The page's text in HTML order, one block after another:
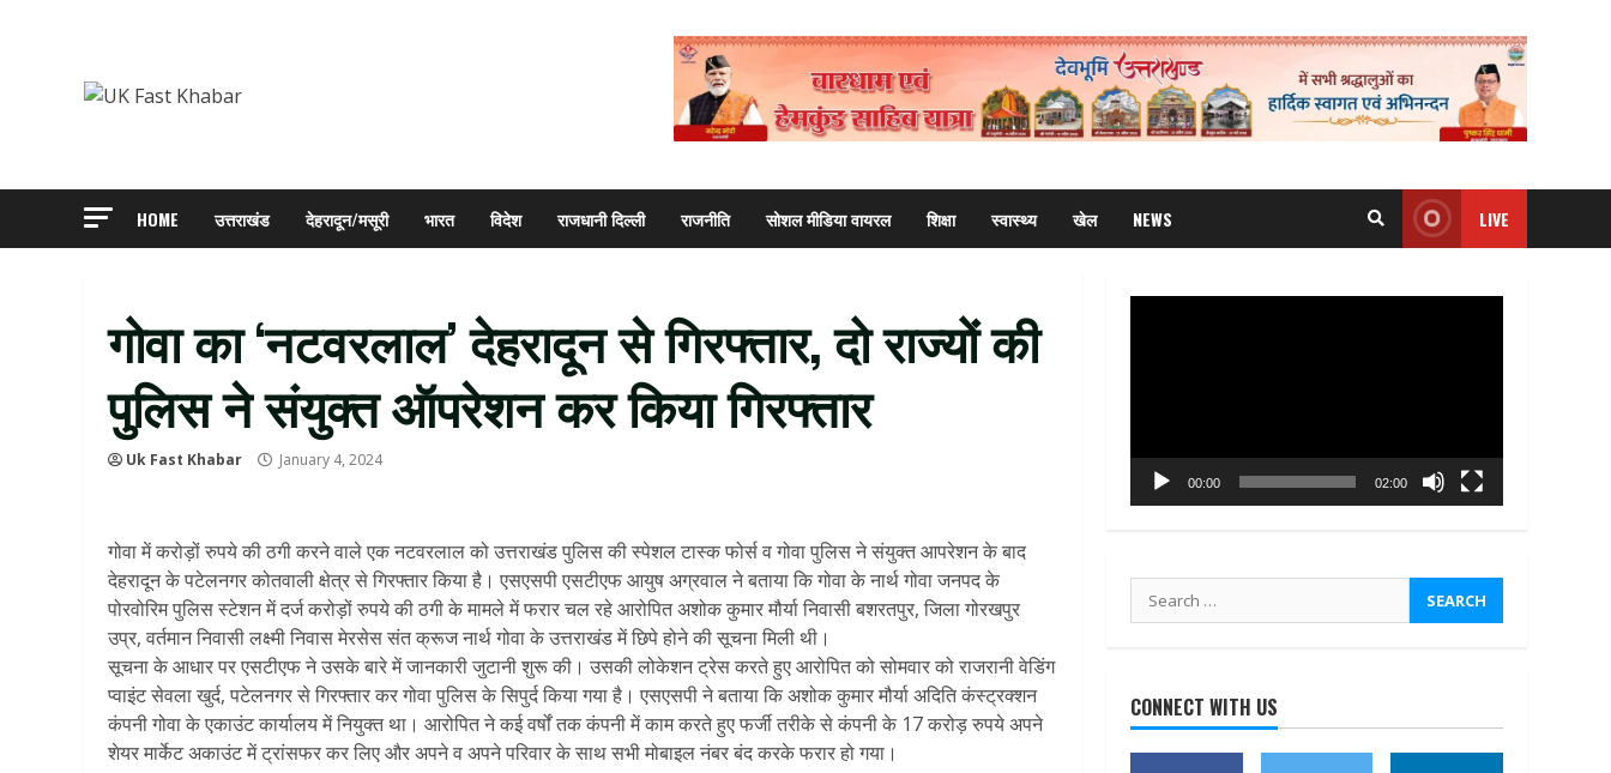
HOME उत्तराखंड देहरादून/मसूरी भारत विदेश राजधानी दिल्ली राजनीति सोशल मीडिया वायरल शिक्षा स्वास्थ्य खेल NEWS LIVE
गोवा का ‘नटवरलाल’ देहरादून से गिरफ्तार, दो राज्यों की
पुलिस ने संयुक्त ऑपरेशन कर किया गिरफ्तार
Uk Fast Khabar January 4, 2024
गोवा में करोड़ों रुपये की ठगी करने वाले एक नटवरलाल को उत्तराखंड पुलिस की स्पेशल टास्क फोर्स व गोवा पुलिस ने संयुक्त आपरेशन के बाद
देहरादून के पटेलनगर कोतवाली क्षेत्र से गिरफ्तार किया है। एसएसपी एसटीएफ आयुष अग्रवाल ने बताया कि गोवा के नार्थ गोवा जनपद के
पोरवोरिम पुलिस स्टेशन में दर्ज करोड़ों रुपये की ठगी के मामले में फरार चल रहे आरोपित अशोक कुमार मौर्या निवासी बशरतपुर, जिला गोरखपुर
उप्र, वर्तमान निवासी लक्ष्मी निवास मेरसेस संत क्रूज नार्थ गोवा के उत्तराखंड में छिपे होने की सूचना मिली थी।
सूचना के आधार पर एसटीएफ ने उसके बारे में जानकारी जुटानी शुरू की। उसकी लोकेशन ट्रेस करते हुए आरोपित को सोमवार को राजरानी वेडिंग
प्वाइंट सेवला खुर्द, पटेलनगर से गिरफ्तार कर गोवा पुलिस के सिपुर्द किया गया है। एसएसपी ने बताया कि अशोक कुमार मौर्या अदिति कंस्ट्रक्शन
कंपनी गोवा के एकाउंट कार्यालय में नियुक्त था। आरोपित ने कई वर्षों तक कंपनी में काम करते हुए फर्जी तरीके से कंपनी के 17 करोड़ रुपये अपने
शेयर मार्केट अकाउंट में ट्रांसफर कर लिए और अपने व अपने परिवार के साथ सभी मोबाइल नंबर बंद करके फरार हो गया।
00:00 02:00
Search
for:
CONNECT WITH US